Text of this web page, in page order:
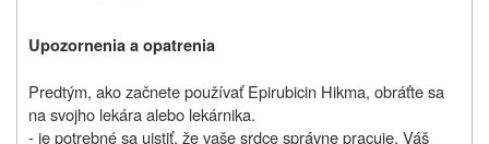
Upozornenia a opatrenia
Predtým, ako začnete používať Epirubicin Hikma, obráťte sa
na svojho lekára alebo lekárnika.
- je potrebné sa uistiť, že vaše srdce správne pracuje. Váš